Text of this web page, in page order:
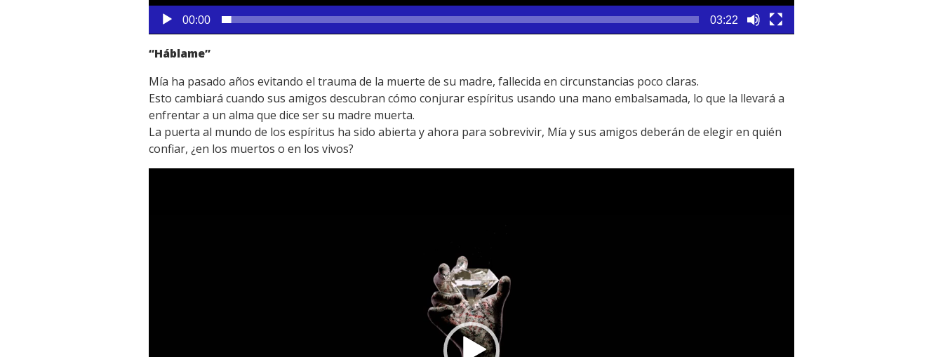
00:00 03:22
“Háblame”
Mía ha pasado años evitando el trauma de la muerte de su madre, fallecida en circunstancias poco claras.
Esto cambiará cuando sus amigos descubran cómo conjurar espíritus usando una mano embalsamada, lo que la llevará a
enfrentar a un alma que dice ser su madre muerta.
La puerta al mundo de los espíritus ha sido abierta y ahora para sobrevivir, Mía y sus amigos deberán de elegir en quién
confiar, ¿en los muertos o en los vivos?